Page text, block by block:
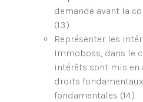
demande avant la
(13.).
Représenter les
Immoboss, dans le
intérêts sont mis en
droits
fondamentales (14.).